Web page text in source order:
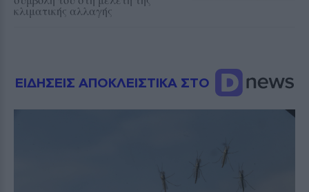
κλιματικής αλλαγής
ΕΙΔΗΣΕΙΣ ΑΠΟΚΛΕΙΣΤΙΚΑ ΣΤΟ